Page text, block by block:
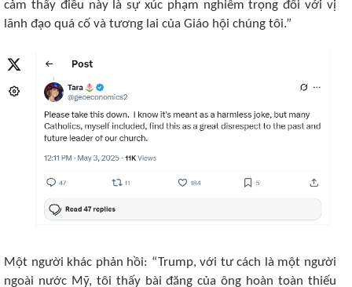
cảm thấy điều này là sự xúc phạm nghiêm trọng đối với vị
lãnh đạo quá cố và tương lai của Giáo hội chúng tôi.”
Một người khác phản hồi: “Trump, với tư cách là một người
ngoài nước Mỹ, tôi thấy bài đăng của ông hoàn toàn thiếu